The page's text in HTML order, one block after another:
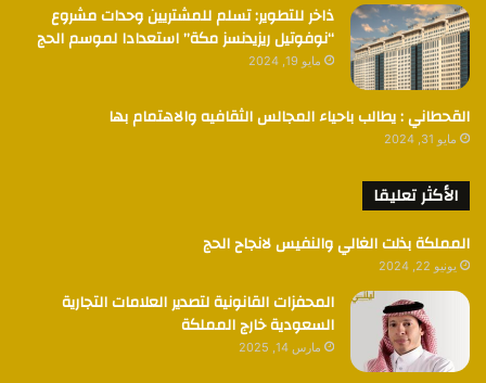
ذاخر للتطوير: تسلم للمشتريين وحدات مشروع
“نوفوتيل ريزيدنسز مكة” استعدادا لموسم الحج
مايو 19, 2024
القحطاني : يطالب باحياء المجالس الثقافيه والاهتمام بها
مايو 31, 2024
الأكثر تعليقا
المملكة بذلت الغالي والنفيس لانجاح الحج
يونيو 22, 2024
المحفزات القانونية لتصدير العلامات التجارية
السعودية خارج المملكة
مارس 14, 2025